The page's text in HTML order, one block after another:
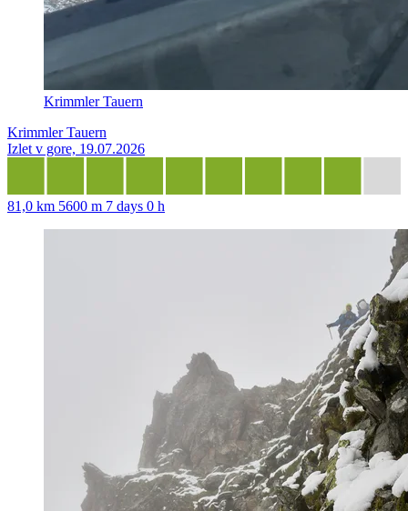
Krimmler Tauern
Krimmler Tauern
Izlet v gore, 19.07.2026
81,0 km 5600 m 7 days 0 h